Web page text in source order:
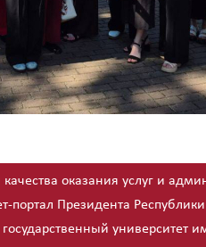
оказания услуг и
Президента Республики
государственный университет